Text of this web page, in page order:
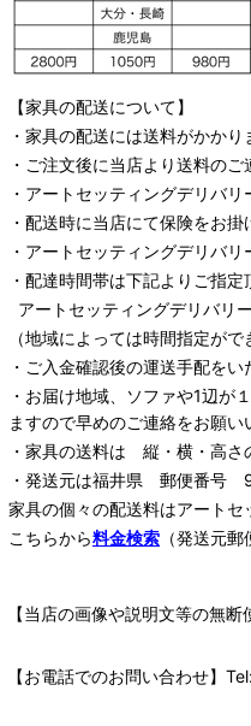
【家具の配送について】
・家具の配送には送料がかかり
・ご注文後に当店より送料のご
・ アートセッティングデリバリ
・配送時に当店にて保険をお
・ アートセッティングデリバリ
・配達時間帯は下記よりご指定
アートセッティングデリバリー
（地域によっては時間指定が
・ご入金確認後の運送手配を
・お届け地域、ソファや1辺が
ますので早めのご連絡をお願い
・家具の送料は 縦・横・高さ
・発送元は福井県 郵便番号
家具の個々の配送料はアートセ
こちらから料金検索 （発送元
【当店の画像や説明文等の無断
【お電話でのお問い合わせ】